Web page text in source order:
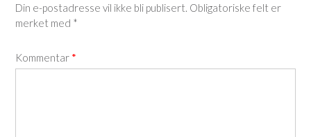
Din e-postadresse vil ikke bli publisert. Obligatoriske felt er
merket med *
Kommentar *